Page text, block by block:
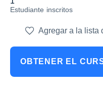
Estudiante inscritos
Agregar a la lista
OBTENER EL